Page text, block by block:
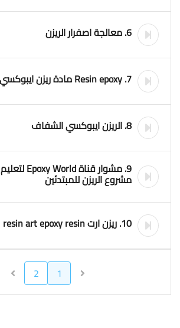
6. معالجة اصفرار الريزن
7. Resin epoxy مادة ريزن ايبوكسي
8. الريزن ايبوكسي الشفاف
9. مشوار قناة Epoxy World لتعليم
مشروع الريزن للمبتدئين
10. ريزن ارت resin art epoxy resin
1
2